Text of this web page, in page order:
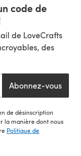
code de
de LoveCrafts
des
Abonnez-vous
de désinscription
la manière dont nous
Politique de